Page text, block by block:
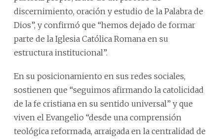
discernimiento, oración y estudio de la Palabra de
Dios”, y confirmó que “hemos dejado de formar
parte de la Iglesia Católica Romana en su
estructura institucional”.
En su posicionamiento en sus redes sociales,
sostienen que “seguimos afirmando la catolicidad
de la fe cristiana en su sentido universal” y que
viven el Evangelio “desde una comprensión
teológica reformada, arraigada en la centralidad de